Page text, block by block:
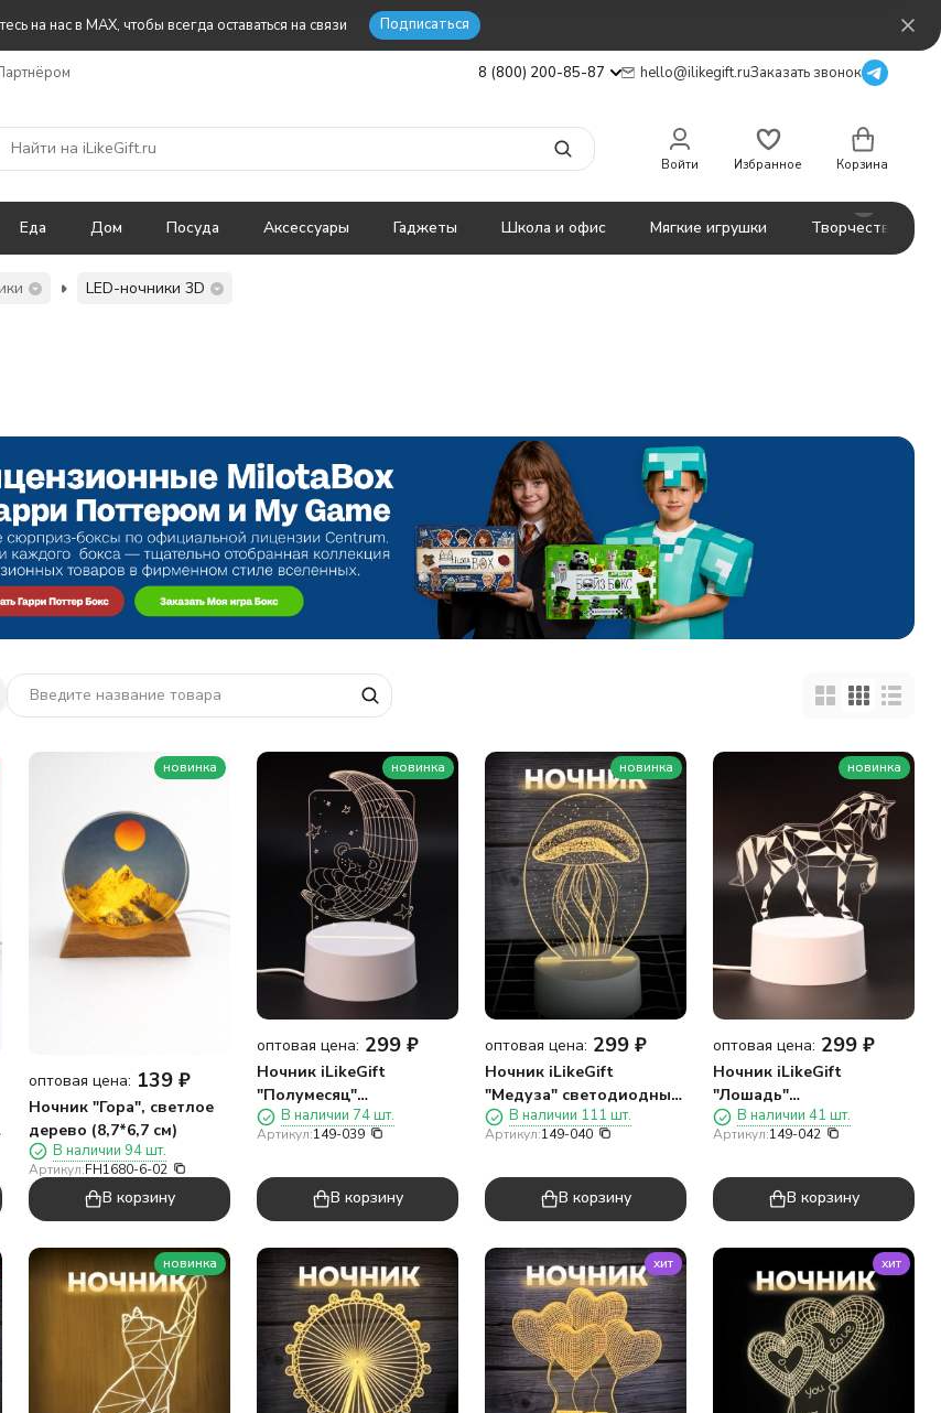
на нас в MAX, чтобы всегда оставаться на связи Подписаться
8 (800) 200-85-87 hello@ilikegift.ruЗаказать звонок
Войти Избранное Корзина
Еда Дом Посуда Аксессуары Гаджеты Школа и офис Мягкие игрушки Творчество
LED-ночники 3D
новинка
оптовая цена: 139 ₽
Ночник "Гора", светлое
дерево (8,7*6,7 см)
В наличии 94 шт.
Артикул:FH1680-6-02
В корзину
новинка
оптовая цена: 299 ₽
Ночник iLikeGift
"Полумесяц"
светодиодный, USB
(9х20 см)
В наличии 74 шт.
Артикул:149-039
В корзину
новинка
оптовая цена: 299 ₽
Ночник iLikeGift
"Медуза" светодиодный,
USB (9х19 см)
В наличии 111 шт.
Артикул:149-040
В корзину
новинка
оптовая цена: 299 ₽
Ночник iLikeGift
"Лошадь"
светодиодный, USB
(9х18 см)
В наличии 41 шт.
Артикул:149-042
В корзину
новинка хит хит